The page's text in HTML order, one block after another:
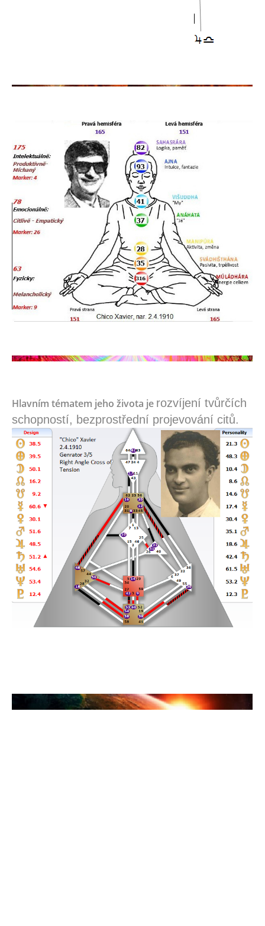
Hlavním tématem jeho života je rozvíjení tvůrčích
schopností, bezprostřední projevování citů.